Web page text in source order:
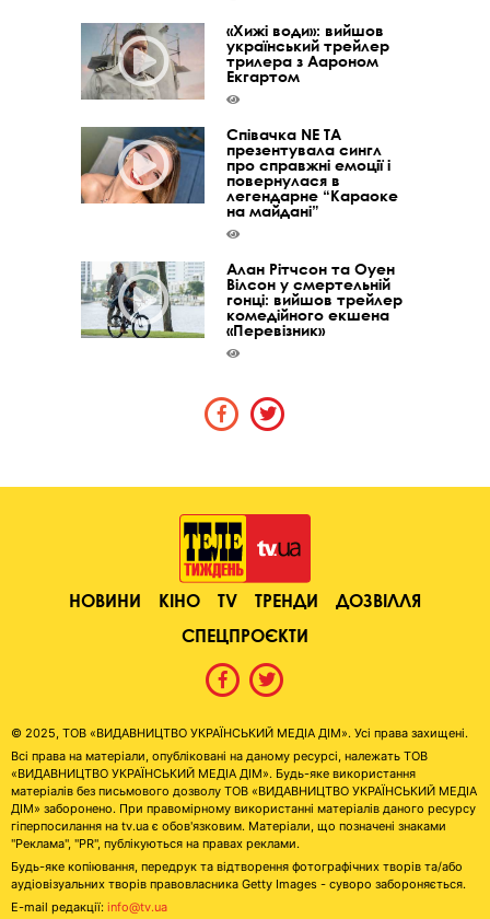
«Хижі води»: вийшов
український трейлер
трилера з Аароном
Екгартом
Співачка NE TA
презентувала сингл
про справжні емоції і
повернулася в
легендарне “Караоке
на майдані”
Алан Рітчсон та Оуен
Вілсон у смертельній
гонці: вийшов трейлер
комедійного екшена
«Перевізник»
НОВИНИ КІНО TV ТРЕНДИ
ДОЗВІЛЛЯ
СПЕЦПРОЄКТИ
© 2025, ТОВ «ВИДАВНИЦТВО УКРАЇНСЬКИЙ МЕДІА ДІМ». Усі права захищені.
Всі права на матеріали, опубліковані на даному ресурсі, належать ТОВ
«ВИДАВНИЦТВО УКРАЇНСЬКИЙ МЕДІА ДІМ». Будь-яке використання
матеріалів без письмового дозволу ТОВ «ВИДАВНИЦТВО УКРАЇНСЬКИЙ МЕДІА
ДІМ» заборонено. При правомірному використанні матеріалів даного ресурсу
гіперпосилання на tv.ua є обов'язковим. Матеріали, що позначені знаками
"Реклама", "PR", публікуються на правах реклами.
Будь-яке копіювання, передрук та відтворення фотографічних творів та/або
аудіовізуальних творів правовласника Getty Images - суворо забороняється.
E-mail редакції: info@tv.ua